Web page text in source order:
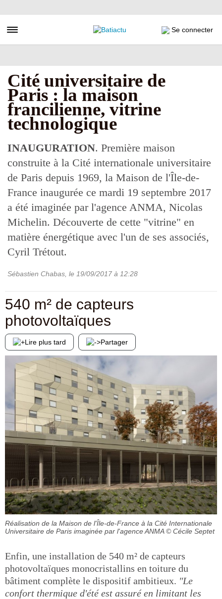
au
principal
Toggle navigation Se connecter
Cité universitaire de
Paris : la maison
francilienne, vitrine
technologique
INAUGURATION. Première maison
construite à la Cité internationale universitaire
de Paris depuis 1969, la Maison de l'Île-de-
France inaugurée ce mardi 19 septembre 2017
a été imaginée par l'agence ANMA, Nicolas
Michelin. Découverte de cette "vitrine" en
matière énergétique avec l'un de ses associés,
Cyril Trétout.
Sébastien Chabas , le 19/09/2017 à 12:28
540 m² de capteurs
photovoltaïques
Lire plus tard Partager
Réalisation de la Maison de l'Île-de-France à la Cité Internationale
Universitaire de Paris imaginée par l'agence ANMA © Cécile Septet
Enfin, une installation de 540 m² de capteurs
photovoltaïques monocristallins en toiture du
bâtiment complète le dispositif ambitieux. "Le
confort thermique d'été est assuré en limitant les